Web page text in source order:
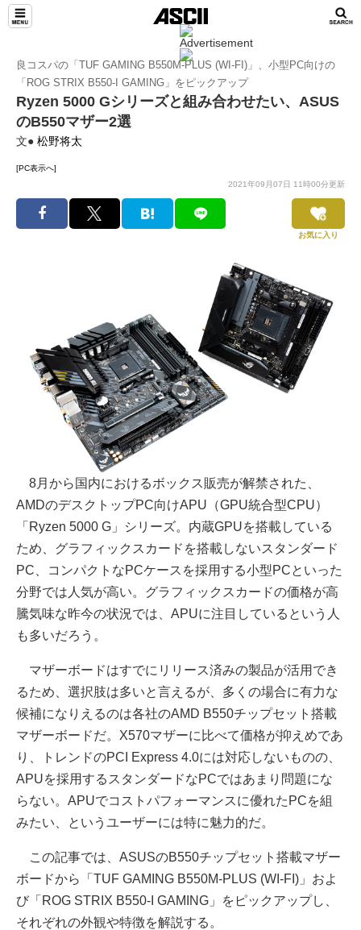
良コスパの「TUF GAMING B550M-PLUS (WI-FI)」、小型PC向けの
「ROG STRIX B550-I GAMING」をピックアップ
Ryzen 5000 Gシリーズと組み合わせたい、ASUS
のB550マザー2選
文● 松野将太
[PC表示へ]
2021年09月07日 11時00分更新
お気に入り
8月から国内におけるボックス販売が解禁された、
AMDのデスクトップPC向けAPU（GPU統合型CPU）
「Ryzen 5000 G」シリーズ。内蔵GPUを搭載している
ため、グラフィックスカードを搭載しないスタンダード
PC、コンパクトなPCケースを採用する小型PCといった
分野では人気が高い。グラフィックスカードの価格が高
騰気味な昨今の状況では、APUに注目しているという人
も多いだろう。
マザーボードはすでにリリース済みの製品が活用でき
るため、選択肢は多いと言えるが、多くの場合に有力な
候補になりえるのは各社のAMD B550チップセット搭載
マザーボードだ。X570マザーに比べて価格が抑えめであ
り、トレンドのPCI Express 4.0には対応しないものの、
APUを採用するスタンダードなPCではあまり問題にな
らない。APUでコストパフォーマンスに優れたPCを組
みたい、というユーザーには特に魅力的だ。
この記事では、ASUSのB550チップセット搭載マザー
ボードから「TUF GAMING B550M-PLUS (WI-FI)」およ
び「ROG STRIX B550-I GAMING」をピックアップし、
それぞれの外観や特徴を解説する。